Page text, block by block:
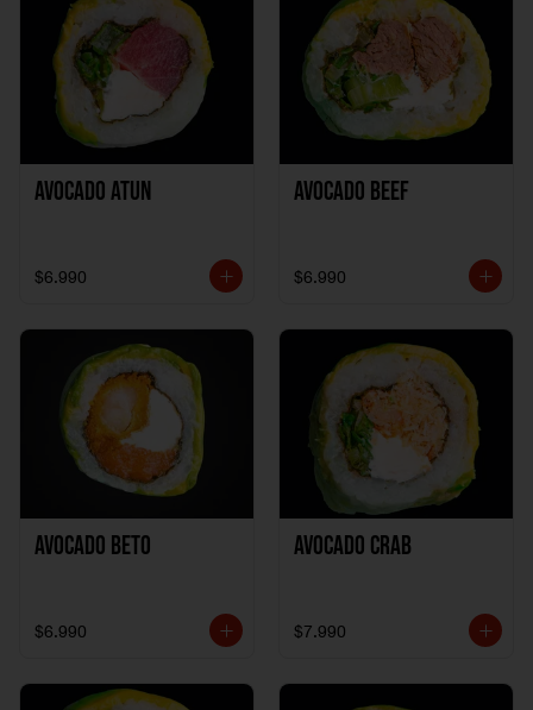
Avocado Atun
$6.990
Avocado Beef
$6.990
Avocado Beto
$6.990
Avocado Crab
$7.990